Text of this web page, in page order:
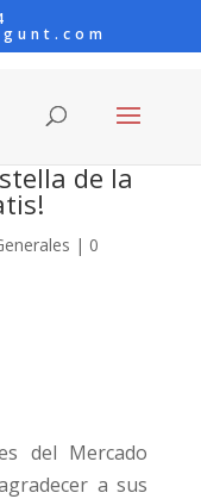
de la
| 0
del Mercado
a sus